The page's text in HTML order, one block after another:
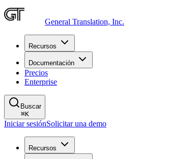
General Translation, Inc.
Recursos
Documentación
Precios
Enterprise
Buscar
⌘K
Iniciar sesiónSolicitar una demo
Recursos